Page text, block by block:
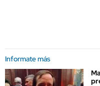
Informate más